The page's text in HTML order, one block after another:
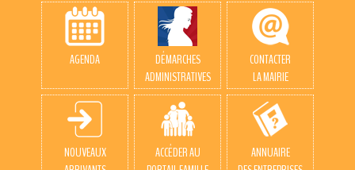
AGENDA
DÉMARCHES
ADMINISTRATIVES
CONTACTER
LA MAIRIE
NOUVEAUX
ACCÉDER AU
ANNUAIRE